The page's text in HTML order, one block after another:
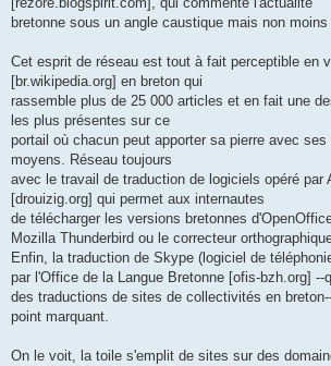
bretonne sous un angle caustique mais non moins
Cet esprit de réseau est tout à fait perceptible en
[br.wikipedia.org] en breton qui
rassemble plus de 25 000 articles et en fait une
les plus présentes sur ce
portail où chacun peut apporter sa pierre avec
moyens. Réseau toujours
avec le travail de traduction de logiciels opéré par
[drouizig.org] qui permet aux internautes
de télécharger les versions bretonnes
Mozilla Thunderbird ou le correcteur
Enfin, la traduction de Skype (logiciel de
par l'Office de la Langue Bretonne [ofis-bzh.org] --
des traductions de sites de collectivités en
point marquant.
On le voit, la toile s'emplit de sites sur des